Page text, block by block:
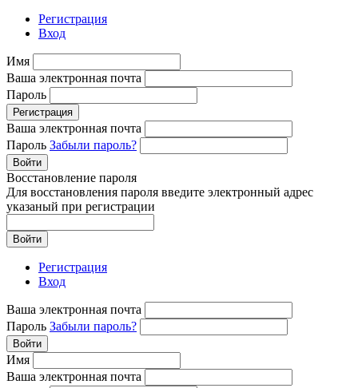
Регистрация
Вход
Имя
Ваша электронная почта
Пароль
Регистрация
Ваша электронная почта
Пароль Забыли пароль?
Войти
Восстановление пароля
Для восстановления пароля введите электронный адрес
указаный при регистрации
Войти
Регистрация
Вход
Ваша электронная почта
Пароль Забыли пароль?
Войти
Имя
Ваша электронная почта